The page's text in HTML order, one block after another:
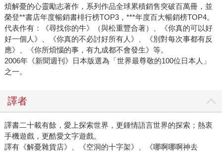
煩解憂的心靈勵志著作，系列作品全球累積銷售突破百萬冊，並
榮登**書店年度暢銷書棑行榜TOP3，***年度百大暢銷榜TOP4。
代表作有：《尋找你的牛》（與松重豐合著）、《你真的可以好
好一個人》、《你真的不必討好所有人》、《別對每次事都有反
應》、《你所煩惱的事，有九成都不會發生》等。
2006年《新聞週刊》日本版選為「世界最尊敬的100位日本人」
之一。
譯者
譯書二十載有餘，愛上探索世界，更鍾情語言世界的探索；熱衷
手機遊戲，更酷愛文字遊戲。
譯有《解憂雜貨店》、《空洞的十字架》、《哪啊哪啊神去